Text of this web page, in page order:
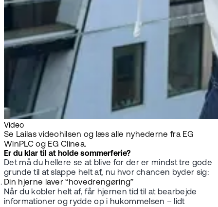
Video
Se Lailas videohilsen og læs alle nyhederne fra EG
WinPLC og EG Clinea.
Er du klar til at holde sommerferie?
Det må du hellere se at blive for der er mindst tre gode
grunde til at slappe helt af, nu hvor chancen byder sig:
Din hjerne laver “hovedrengøring”
Når du kobler helt af, får hjernen tid til at bearbejde
informationer og rydde op i hukommelsen – lidt